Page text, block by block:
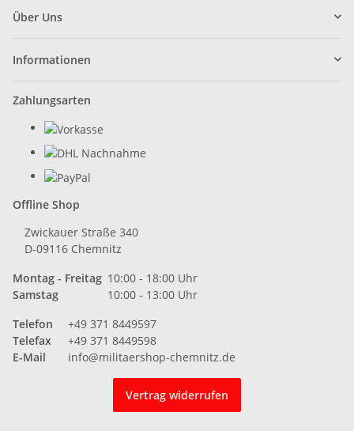
Über Uns
Informationen
Zahlungsarten
Offline Shop
Zwickauer Straße 340
D-09116 Chemnitz
Montag - Freitag 10:00 - 18:00 Uhr
Samstag
10:00 - 13:00 Uhr
Telefon
+49 371 8449597
Telefax
+49 371 8449598
E-Mail
info@militaershop-chemnitz.de
Vertrag widerrufen